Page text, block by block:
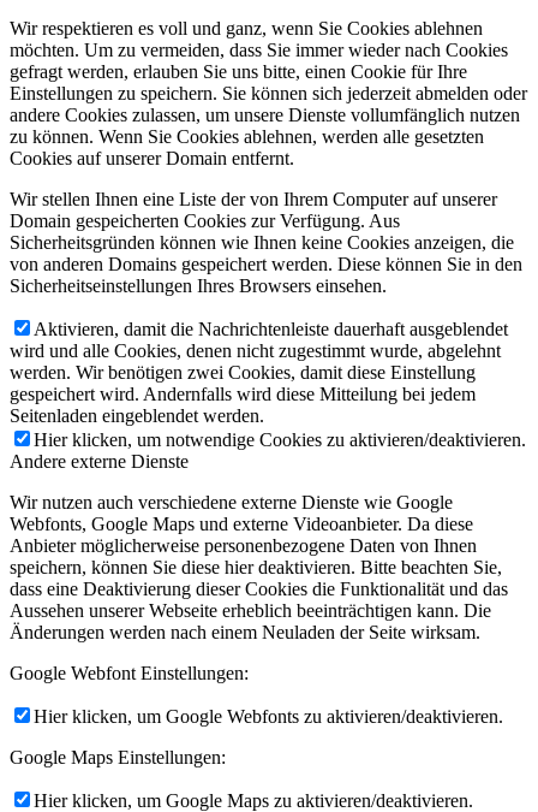
Wir respektieren es voll und ganz, wenn Sie Cookies ablehnen
möchten. Um zu vermeiden, dass Sie immer wieder nach Cookies
gefragt werden, erlauben Sie uns bitte, einen Cookie für Ihre
Einstellungen zu speichern. Sie können sich jederzeit abmelden oder
andere Cookies zulassen, um unsere Dienste vollumfänglich nutzen
zu können. Wenn Sie Cookies ablehnen, werden alle gesetzten
Cookies auf unserer Domain entfernt.
Wir stellen Ihnen eine Liste der von Ihrem Computer auf unserer
Domain gespeicherten Cookies zur Verfügung. Aus
Sicherheitsgründen können wie Ihnen keine Cookies anzeigen, die
von anderen Domains gespeichert werden. Diese können Sie in den
Sicherheitseinstellungen Ihres Browsers einsehen.
Aktivieren, damit die Nachrichtenleiste dauerhaft ausgeblendet
wird und alle Cookies, denen nicht zugestimmt wurde, abgelehnt
werden. Wir benötigen zwei Cookies, damit diese Einstellung
gespeichert wird. Andernfalls wird diese Mitteilung bei jedem
Seitenladen eingeblendet werden.
Hier klicken, um notwendige Cookies zu aktivieren/deaktivieren.
Andere externe Dienste
Wir nutzen auch verschiedene externe Dienste wie Google
Webfonts, Google Maps und externe Videoanbieter. Da diese
Anbieter möglicherweise personenbezogene Daten von Ihnen
speichern, können Sie diese hier deaktivieren. Bitte beachten Sie,
dass eine Deaktivierung dieser Cookies die Funktionalität und das
Aussehen unserer Webseite erheblich beeinträchtigen kann. Die
Änderungen werden nach einem Neuladen der Seite wirksam.
Google Webfont Einstellungen:
Hier klicken, um Google Webfonts zu aktivieren/deaktivieren.
Google Maps Einstellungen:
Hier klicken, um Google Maps zu aktivieren/deaktivieren.